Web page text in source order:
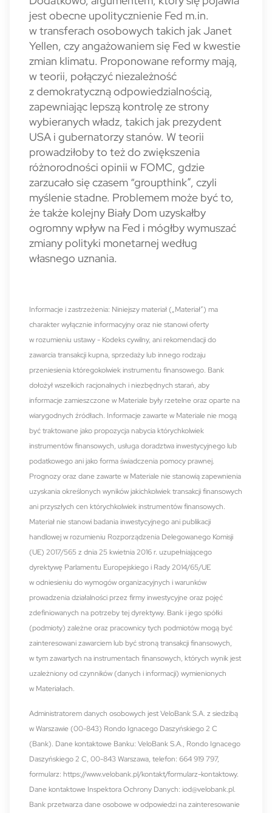
jest obecne upolitycznienie Fed m.in.
w transferach osobowych takich jak Janet
Yellen, czy angażowaniem się Fed w kwestie
zmian klimatu. Proponowane reformy mają,
w teorii, połączyć niezależność
z demokratyczną odpowiedzialnością,
zapewniając lepszą kontrolę ze strony
wybieranych władz, takich jak prezydent
USA i gubernatorzy stanów. W teorii
prowadziłoby to też do zwiększenia
różnorodności opinii w FOMC, gdzie
zarzucało się czasem “groupthink”, czyli
myślenie stadne. Problemem może być to,
że także kolejny Biały Dom uzyskałby
ogromny wpływ na Fed i mógłby wymuszać
zmiany polityki monetarnej według
własnego uznania.
Informacje i zastrzeżenia: Niniejszy materiał („Materiał”) ma
charakter wyłącznie informacyjny oraz nie stanowi oferty
w rozumieniu ustawy - Kodeks cywilny, ani rekomendacji do
zawarcia transakcji kupna, sprzedaży lub innego rodzaju
przeniesienia któregokolwiek instrumentu finansowego. Bank
dołożył wszelkich racjonalnych i niezbędnych starań, aby
informacje zamieszczone w Materiale były rzetelne oraz oparte na
wiarygodnych źródłach. Informacje zawarte w Materiale nie mogą
być traktowane jako propozycja nabycia którychkolwiek
instrumentów finansowych, usługa doradztwa inwestycyjnego lub
podatkowego ani jako forma świadczenia pomocy prawnej.
Prognozy oraz dane zawarte w Materiale nie stanowią zapewnienia
uzyskania określonych wyników jakichkolwiek transakcji finansowych
ani przyszłych cen którychkolwiek instrumentów finansowych.
Materiał nie stanowi badania inwestycyjnego ani publikacji
handlowej w rozumieniu Rozporządzenia Delegowanego Komisji
(UE) 2017/565 z dnia 25 kwietnia 2016 r. uzupełniającego
dyrektywę Parlamentu Europejskiego i Rady 2014/65/UE
w odniesieniu do wymogów organizacyjnych i warunków
prowadzenia działalności przez firmy inwestycyjne oraz pojęć
zdefiniowanych na potrzeby tej dyrektywy. Bank i jego spółki
(podmioty) zależne oraz pracownicy tych podmiotów mogą być
zainteresowani zawarciem lub być stroną transakcji finansowych,
w tym zawartych na instrumentach finansowych, których wynik jest
uzależniony od czynników (danych i informacji) wymienionych
w Materiałach.
Administratorem danych osobowych jest VeloBank S.A. z siedzibą
w Warszawie (00-843) Rondo Ignacego Daszyńskiego 2 C
(Bank). Dane kontaktowe Banku: VeloBank S.A., Rondo Ignacego
Daszyńskiego 2 C, 00-843 Warszawa, telefon: 664 919 797,
formularz: https://www.velobank.pl/kontakt/formularz-kontaktowy.
Dane kontaktowe Inspektora Ochrony Danych: iod@velobank.pl.
Bank przetwarza dane osobowe w odpowiedzi na zainteresowanie